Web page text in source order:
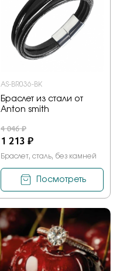
AS-BR036-BK
Браслет из стали от
Anton smith
4 046 ₽
1 213 ₽
Браслет, сталь, без камней
Посмотреть